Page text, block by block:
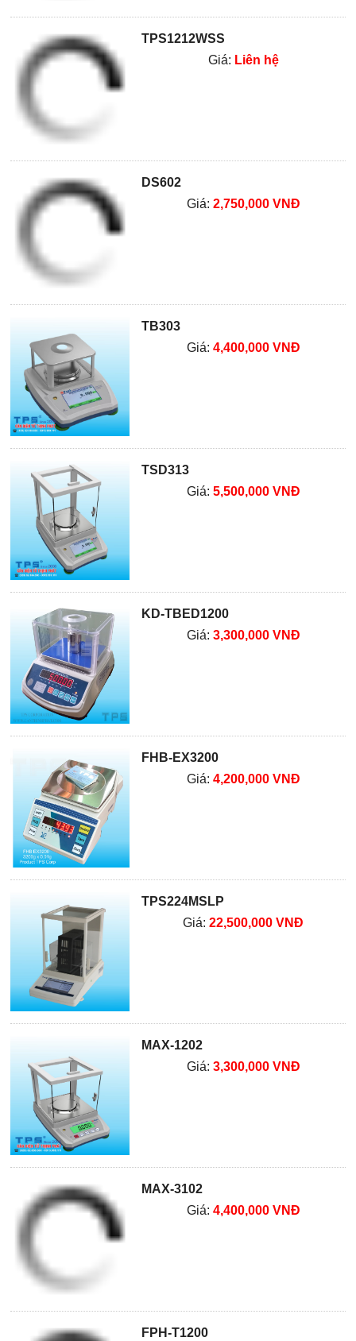
TPS1212WSS
Giá: Liên hệ
DS602
Giá: 2,750,000 VNĐ
TB303
Giá: 4,400,000 VNĐ
TSD313
Giá: 5,500,000 VNĐ
KD-TBED1200
Giá: 3,300,000 VNĐ
FHB-EX3200
Giá: 4,200,000 VNĐ
TPS224MSLP
Giá:22,500,000 VNĐ
MAX-1202
Giá: 3,300,000 VNĐ
MAX-3102
Giá: 4,400,000 VNĐ
FPH-T1200